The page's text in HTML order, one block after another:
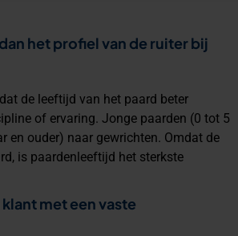
het profiel van de ruiter bij
de leeftijd van het paard beter
of ervaring. Jonge paarden (0 tot 5
en ouder) naar gewrichten. Omdat de
is paardenleeftijd het sterkste
met een vaste